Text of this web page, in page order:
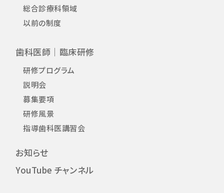
総合診療科領域
以前の制度
歯科医師｜臨床研修
研修プログラム
説明会
募集要項
研修風景
指導歯科医講習会
お知らせ
YouTube チャンネル